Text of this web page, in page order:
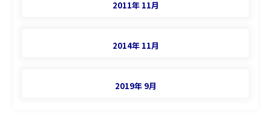
2011年 11月
2014年 11月
2019年 9月